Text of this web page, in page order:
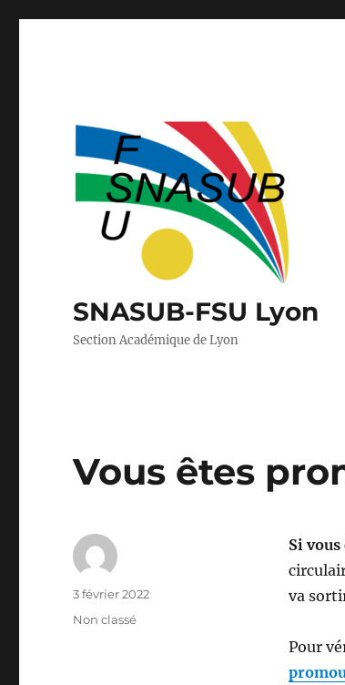
SNASUB-FSU Lyon
Section Académique de Lyon
Vous êtes
Si
va
Pour
Auteur
Publié
3 février 2022
Catégories
Non classé